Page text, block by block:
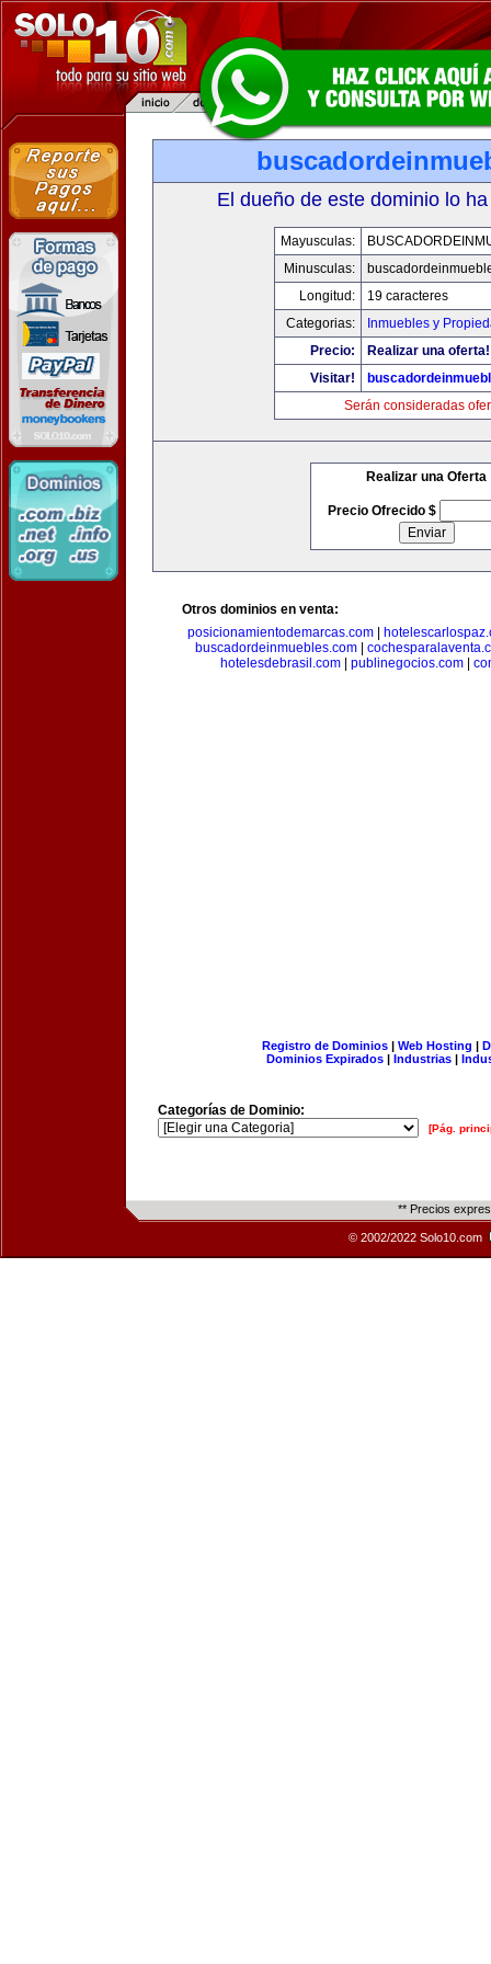
El dueño de este dominio lo
Mayusculas:
Minusculas:
Longitud:
19 caracteres
Categorias:
Inmuebles y
Precio:
Realizar una oferta!
Visitar!
Serán consideradas
Realizar una Oferta
Precio Ofrecido $
Otros dominios en venta:
posicionamientodemarcas.com|
buscadordeinmuebles.com
hotelesdebrasil.com
publinegocios.com
Registro de Dominios| Web Hosting |
Dominios Expirados | Industrias |
Categorías de Dominio:
[Pág.
** Precios
© 2002/2022 Solo10.com